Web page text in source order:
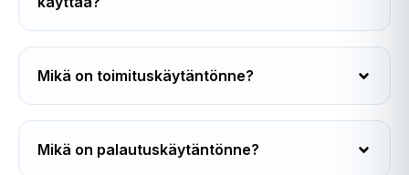
Mikä on toimituskäytäntönne?
Mikä on palautuskäytäntönne?